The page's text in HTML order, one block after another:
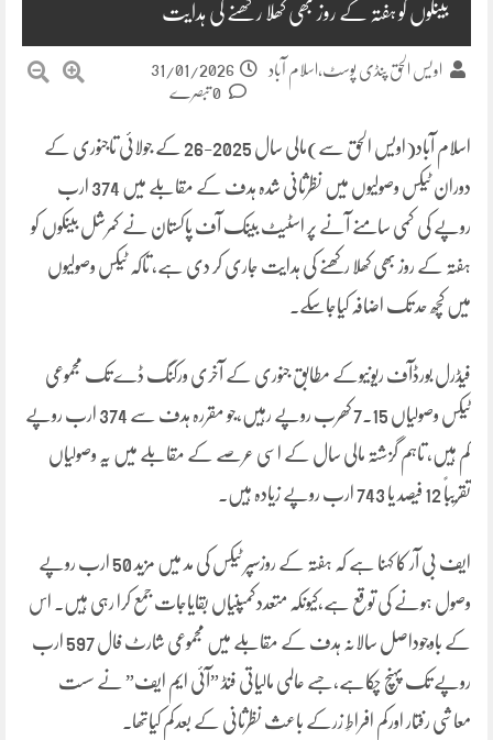
بینکوں کو ہفتہ کے روز بھی کھلا رکھنے کی ہدایت
اویس الحق پنڈی پوسٹ،اسلام آباد
31/01/2026
اسلام آباد(اویس الحق سے)مالی سال 2025-26 کے جولائی تاجنوری کے
دوران ٹیکس وصولیوں میں نظرثانی شدہ ہدف کے مقابلے میں 374 ارب
روپے کی کمی سامنے آنے پر اسٹیٹ بینک آف پاکستان نے کمرشل بینکوں کو
ہفتہ کے روز بھی کھلا رکھنے کی ہدایت جاری کر دی ہے، تاکہ ٹیکس وصولیوں
میں کچھ حد تک اضافہ کیاجاسکے۔
فیڈرل بورڈآف ریونیوکے مطابق جنوری کے آخری ورکنگ ڈے تک مجموعی
ٹیکس وصولیاں 7.15 کھرب روپے رہیں،جو مقررہ ہدف سے 374 ارب روپے
کم ہیں، تاہم گزشتہ مالی سال کے اسی عرصے کے مقابلے میں یہ وصولیاں
تقریباً 12 فیصد یا 743 ارب روپے زیادہ ہیں۔
ایف بی آر کا کہنا ہے کہ ہفتہ کے روزسپر ٹیکس کی مد میں مزید 50 ارب روپے
وصول ہونے کی توقع ہے،کیونکہ متعددکمپنیاں بقایاجات جمع کرا رہی ہیں۔ اس
کے باوجوداصل سالانہ ہدف کے مقابلے میں مجموعی شارٹ فال 597 ارب
روپے تک پہنچ چکاہے،جسے عالمی مالیاتی فنڈ ”آئی ایم ایف” نے سست
معاشی رفتار اورکم افراطِ زرکے باعث نظرثانی کے بعدکم کیاتھا۔